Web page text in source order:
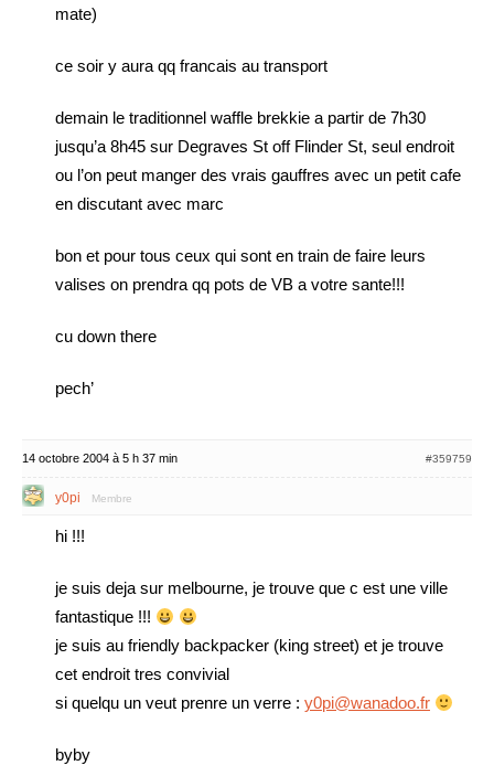
mate)
ce soir y aura qq francais au transport
demain le traditionnel waffle brekkie a partir de 7h30
jusqu’a 8h45 sur Degraves St off Flinder St, seul endroit
ou l’on peut manger des vrais gauffres avec un petit cafe
en discutant avec marc
bon et pour tous ceux qui sont en train de faire leurs
valises on prendra qq pots de VB a votre sante!!!
cu down there
pech’
14 octobre 2004 à 5 h 37 min #359759
y0pi Membre
hi !!!
je suis deja sur melbourne, je trouve que c est une ville
fantastique !!!
je suis au friendly backpacker (king street) et je trouve
cet endroit tres convivial
si quelqu un veut prenre un verre : y0pi@wanadoo.fr
byby